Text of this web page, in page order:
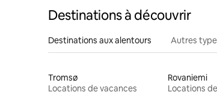
Destinations à découvrir
Destinations aux alentours Autres
Tromsø
Locations de vacances
Rovaniemi
Locations